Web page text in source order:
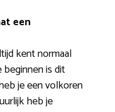
een
kent normaal
is dit
je een volkoren
heb je